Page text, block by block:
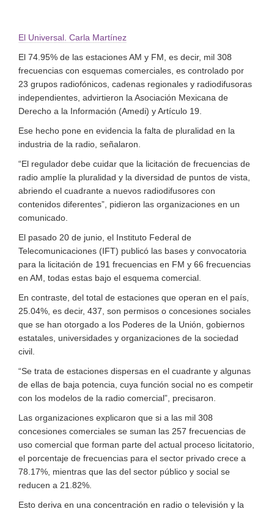
El Universal. Carla Martínez
El 74.95% de las estaciones AM y FM, es decir, mil 308
frecuencias con esquemas comerciales, es controlado por
23 grupos radiofónicos, cadenas regionales y radiodifusoras
independientes, advirtieron la Asociación Mexicana de
Derecho a la Información (Amedi) y Artículo 19.
Ese hecho pone en evidencia la falta de pluralidad en la
industria de la radio, señalaron.
“El regulador debe cuidar que la licitación de frecuencias de
radio amplíe la pluralidad y la diversidad de puntos de vista,
abriendo el cuadrante a nuevos radiodifusores con
contenidos diferentes”, pidieron las organizaciones en un
comunicado.
El pasado 20 de junio, el Instituto Federal de
Telecomunicaciones (IFT) publicó las bases y convocatoria
para la licitación de 191 frecuencias en FM y 66 frecuencias
en AM, todas estas bajo el esquema comercial.
En contraste, del total de estaciones que operan en el país,
25.04%, es decir, 437, son permisos o concesiones sociales
que se han otorgado a los Poderes de la Unión, gobiernos
estatales, universidades y organizaciones de la sociedad
civil.
“Se trata de estaciones dispersas en el cuadrante y algunas
de ellas de baja potencia, cuya función social no es competir
con los modelos de la radio comercial”, precisaron.
Las organizaciones explicaron que si a las mil 308
concesiones comerciales se suman las 257 frecuencias de
uso comercial que forman parte del actual proceso licitatorio,
el porcentaje de frecuencias para el sector privado crece a
78.17%, mientras que las del sector público y social se
reducen a 21.82%.
Esto deriva en una concentración en radio o televisión y la